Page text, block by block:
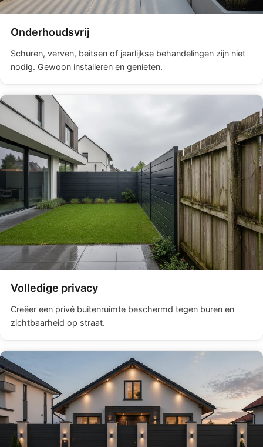
Onderhoudsvrij
Schuren, verven, beitsen of jaarlijkse behandelingen zijn niet
nodig. Gewoon installeren en genieten.
Volledige privacy
Creëer een privé buitenruimte beschermd tegen buren en
zichtbaarheid op straat.